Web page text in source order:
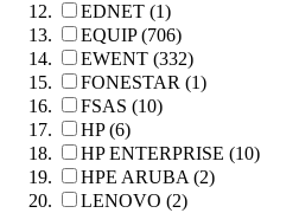
EDNET (1)
EQUIP (706)
EWENT (332)
FONESTAR (1)
FSAS (10)
HP (6)
HP ENTERPRISE (10)
HPE ARUBA (2)
LENOVO (2)